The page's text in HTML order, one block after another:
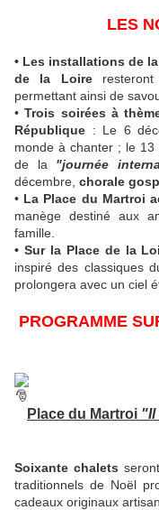
LES
• Les installations de
de la Loireresteront
permettant ainsi de
•Trois soirées à
République : Le 6
monde à chanter ; le
de la "journée
décembre, chorale
• La Place du Martroi
manège destiné aux
famille.
• Sur la Place de la
inspiré des classiques
prolongera avec un ciel
PROGRAMME
Place du Martroi "Il
Soixante chalets
traditionnels de Noël
cadeaux originaux